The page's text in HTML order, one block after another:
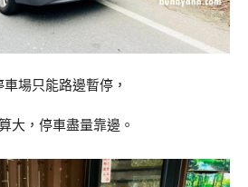
車場只能路邊暫停，
大，停車盡量靠邊。